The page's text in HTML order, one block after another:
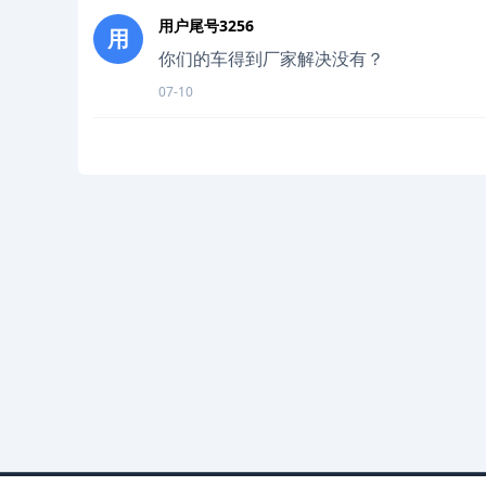
用 用户尾号3256
你们的车得到厂家解决没有？
07-10